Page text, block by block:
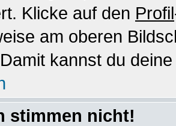
Klicke auf den Profil
am oberen
kannst du
stimmen nicht!